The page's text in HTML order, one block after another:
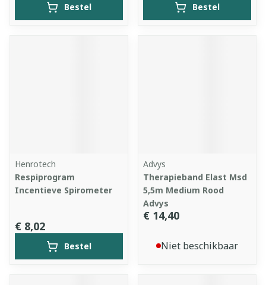
Bestel Bestel
Henrotech
Respiprogram
Incentieve Spirometer
€ 8,02
Bestel
Advys
Therapieband Elast Msd
5,5m Medium Rood
Advys
€ 14,40
Niet beschikbaar